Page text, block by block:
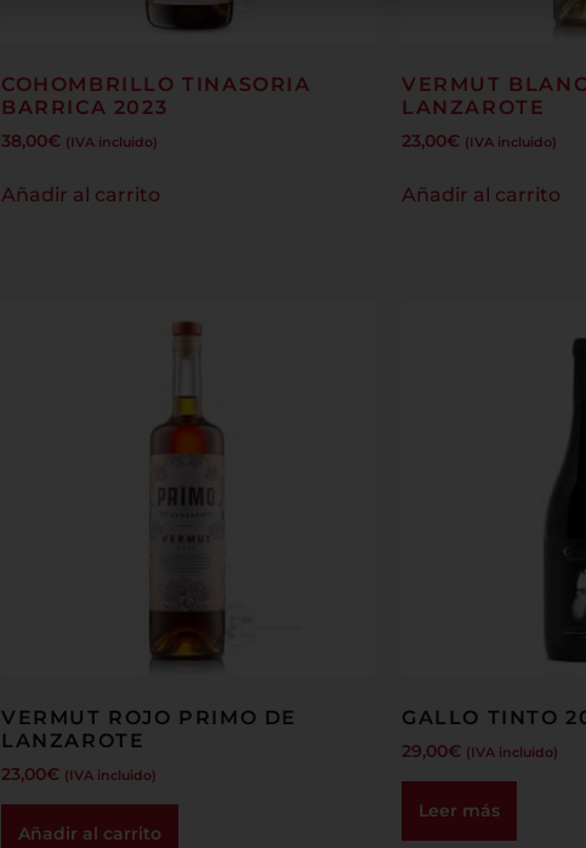
COHOMBRILLO TINASORIA
BARRICA 2023
38,00€ (IVA incluido)
Añadir al carrito
VERMUT
LANZAROTE
23,00€ (IVA incluido)
Añadir al carrito
VERMUT ROJO PRIMO DE
LANZAROTE
23,00€ (IVA incluido)
Añadir al carrito
GALLO TINTO
29,00€ (IVA incluido)
Leer más